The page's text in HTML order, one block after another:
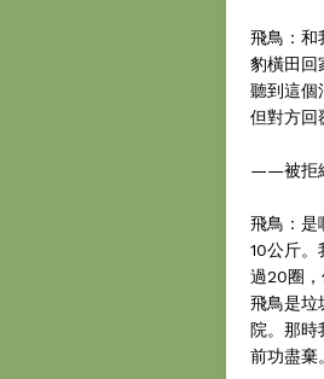
飛鳥：和
豹橫田回
聽到這個
但對方回
——被拒
飛鳥：是
10公斤。
過20圈
飛鳥是垃
院。那
前功盡棄。